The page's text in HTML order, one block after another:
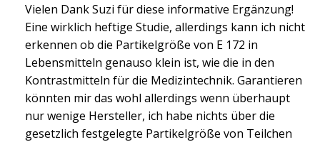
Vielen Dank Suzi für diese informative Ergänzung!
Eine wirklich heftige Studie, allerdings kann ich nicht
erkennen ob die Partikelgröße von E 172 in
Lebensmitteln genauso klein ist, wie die in den
Kontrastmitteln für die Medizintechnik. Garantieren
könnten mir das wohl allerdings wenn überhaupt
nur wenige Hersteller, ich habe nichts über die
gesetzlich festgelegte Partikelgröße von Teilchen